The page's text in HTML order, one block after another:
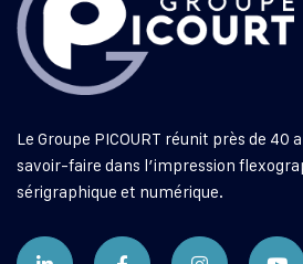
Le Groupe PICOURT réunit près de 40
savoir-faire dans l’impression
sérigraphique et numérique.